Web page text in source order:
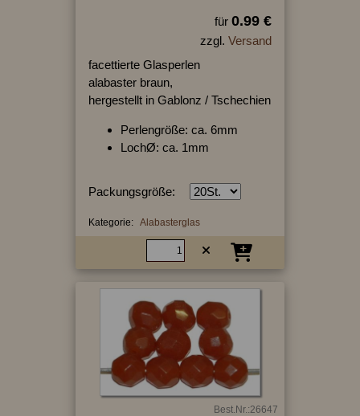
für 0.99 €
zzgl. Versand
facettierte Glasperlen
alabaster braun,
hergestellt in Gablonz / Tschechien
Perlengröße: ca. 6mm
LochØ: ca. 1mm
Packungsgröße:
Kategorie: Alabasterglas
Best.Nr.:26647